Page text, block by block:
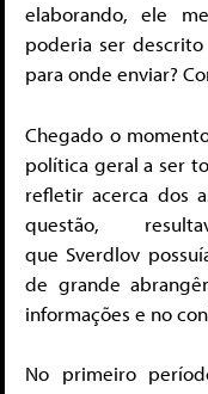
elaborando, ele
poderia ser
para onde enviar?
Chegado o
política geral a ser
refletir acerca dos
questão,
que Sverdlov
de grande
informações e no
No primeiro